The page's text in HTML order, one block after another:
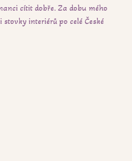
cítit dobře. Za dobu mého
interiérů po celé České